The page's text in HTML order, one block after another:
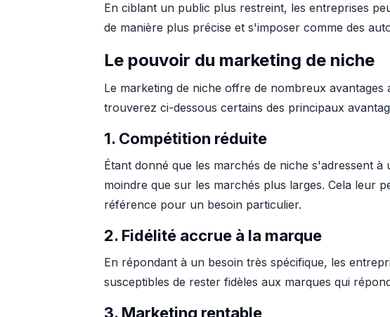
En ciblant un public plus restreint, les entreprises
de manière plus précise et s'imposer comme des
Le pouvoir du marketing de niche
Le marketing de niche offre de nombreux
trouverez ci-dessous certains des principaux
1. Compétition réduite
Étant donné que les marchés de niche s'adressent
moindre que sur les marchés plus larges. Cela leur
référence pour un besoin particulier.
2. Fidélité accrue à la marque
En répondant à un besoin très spécifique, les
susceptibles de rester fidèles aux marques qui
3. Marketing rentable